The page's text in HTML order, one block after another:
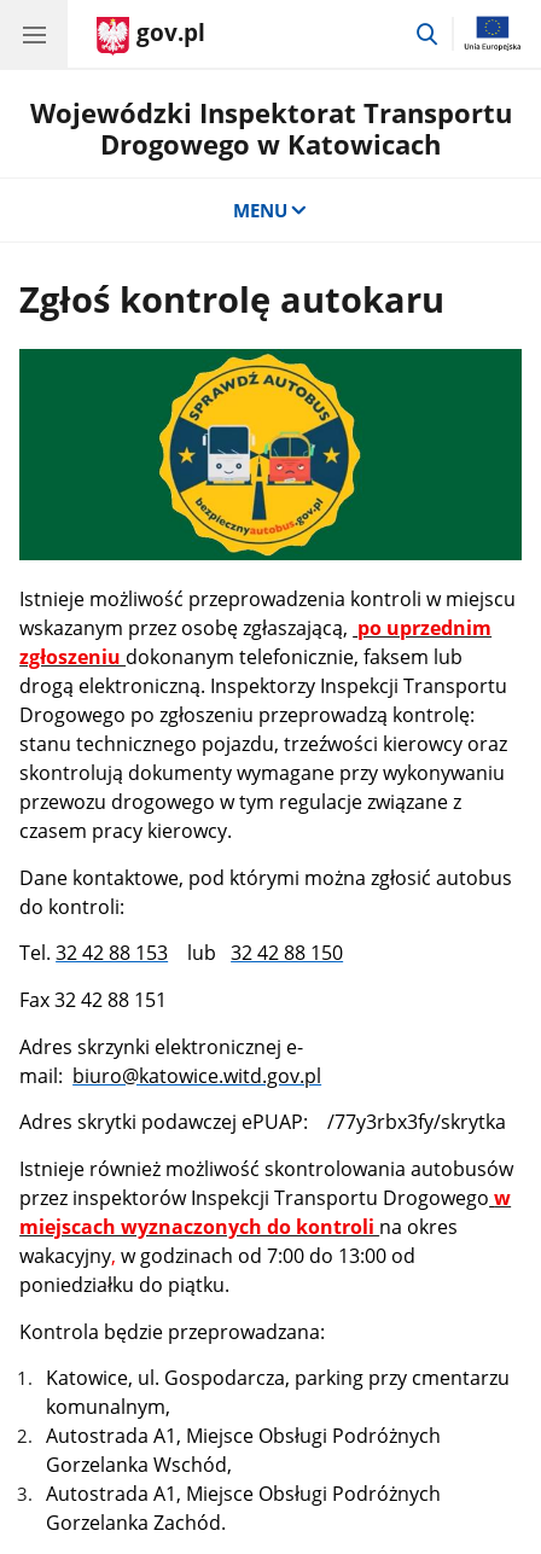
gov.pl
przejdź
Wojewódzki Inspektorat Transportu
Drogowego w Katowicach
MENU
Zgłoś kontrolę autokaru
Istnieje możliwość przeprowadzenia kontroli w miejscu
wskazanym przez osobę zgłaszającą, po uprzednim
zgłoszeniu dokonanym telefonicznie, faksem lub
drogą elektroniczną. Inspektorzy Inspekcji Transportu
Drogowego po zgłoszeniu przeprowadzą kontrolę:
stanu technicznego pojazdu, trzeźwości kierowcy oraz
skontrolują dokumenty wymagane przy wykonywaniu
przewozu drogowego w tym regulacje związane z
czasem pracy kierowcy.
Dane kontaktowe, pod którymi można zgłosić autobus
do kontroli:
Tel.32 42 88 153 lub32 42 88 150
Fax 32 42 88 151
Adres skrzynki elektronicznej e-
mail: biuro@katowice.witd.gov.pl
Adres skrytki podawczej ePUAP: /77y3rbx3fy/skrytka
Istnieje również możliwość skontrolowania autobusów
przez inspektorów Inspekcji Transportu Drogowego w
miejscach wyznaczonych do kontroli na okres
wakacyjny,w godzinach od 7:00 do 13:00 od
poniedziałku do piątku.
Kontrola będzie przeprowadzana:
Katowice, ul. Gospodarcza, parking przy cmentarzu
komunalnym,
Autostrada A1, Miejsce Obsługi Podróżnych
Gorzelanka Wschód,
Autostrada A1, Miejsce Obsługi Podróżnych
Gorzelanka Zachód.